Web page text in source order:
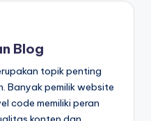
Blog
topik penting
Banyak pemilik website
code memiliki peran